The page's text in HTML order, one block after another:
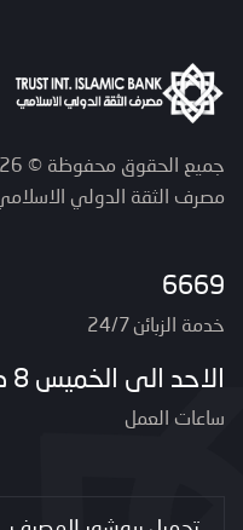
جميع الحقوق محفوظة © 2026 لصالح
مصرف الثقة الدولي
6669
خدمة الزبائن 24/7
الاحد الى الخميس 8 صباحا الى 3 عصرا
ساعات العمل